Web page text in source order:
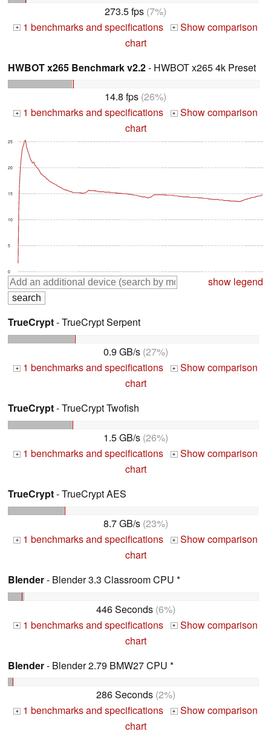
273.5 fps (7%)
+ 1 benchmarks and specifications + Show comparison
chart
HWBOT x265 Benchmark v2.2- HWBOT x265 4k Preset
14.8 fps (26%)
+ 1 benchmarks and specifications + Show comparison
chart
0
5
10
15
20
25
show legend
TrueCrypt- TrueCrypt Serpent
0.9 GB/s(27%)
+ 1 benchmarks and specifications + Show comparison
chart
TrueCrypt- TrueCrypt Twofish
1.5 GB/s(26%)
+ 1 benchmarks and specifications + Show comparison
chart
TrueCrypt- TrueCrypt AES
8.7 GB/s(23%)
+ 1 benchmarks and specifications + Show comparison
chart
Blender- Blender 3.3 Classroom CPU *
446 Seconds(6%)
+ 1 benchmarks and specifications + Show comparison
chart
Blender- Blender 2.79 BMW27 CPU *
286 Seconds(2%)
+ 1 benchmarks and specifications + Show comparison
chart